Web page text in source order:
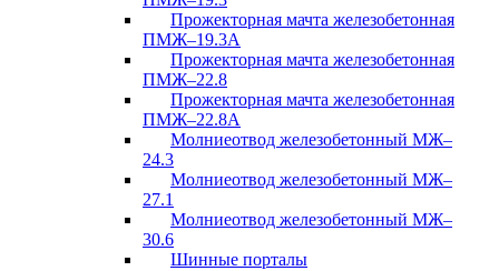
Прожекторная мачта железобетонная
ПМЖ–19.3А
Прожекторная мачта железобетонная
ПМЖ–22.8
Прожекторная мачта железобетонная
ПМЖ–22.8А
Молниеотвод железобетонный МЖ–
24.3
Молниеотвод железобетонный МЖ–
27.1
Молниеотвод железобетонный МЖ–
30.6
Шинные порталы